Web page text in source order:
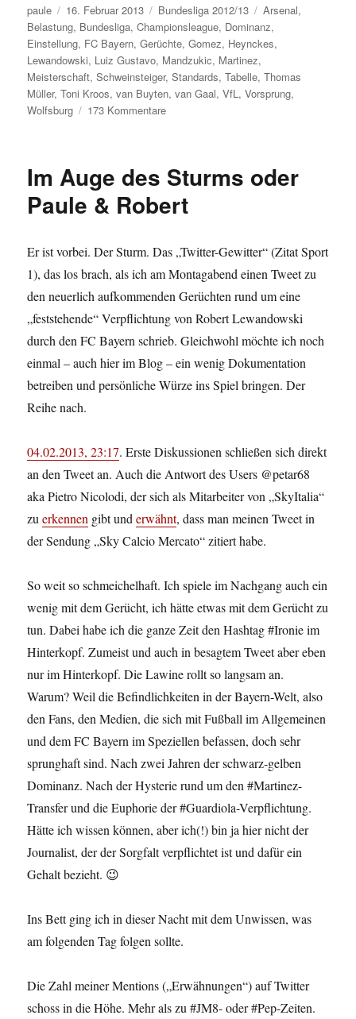
Autor
paule
Veröffentlicht
am
16. Februar 2013 Kategorien
Bundesliga 2012/13 Schlagwörter
Arsenal,
Belastung, Bundesliga,Championsleague, Dominanz,
Einstellung, FC Bayern,Gerüchte,Gomez, Heynckes,
Lewandowski, Luiz Gustavo, Mandzukic, Martinez,
Meisterschaft,Schweinsteiger,Standards,Tabelle,Thomas
Müller,Toni Kroos,van Buyten,van Gaal,VfL,Vorsprung,
Wolfsburg
173 Kommentarezu
Luiz.
Javier.
Im Auge des Sturms oder
Paule & Robert
Er ist vorbei. Der Sturm. Das „Twitter-Gewitter“ (Zitat Sport
1), das los brach, als ich am Montagabend einen Tweet zu
den neuerlich aufkommenden Gerüchten rund um eine
„feststehende“ Verpflichtung von Robert Lewandowski
durch den FC Bayern schrieb. Gleichwohl möchte ich noch
einmal – auch hier im Blog – ein wenig Dokumentation
betreiben und persönliche Würze ins Spiel bringen. Der
Reihe nach.
04.02.2013, 23:17. Erste Diskussionen schließen sich direkt
an den Tweet an. Auch die Antwort des Users @petar68
aka Pietro Nicolodi, der sich als Mitarbeiter von „SkyItalia“
zuerkennen gibt underwähnt, dass man meinen Tweet in
der Sendung „Sky Calcio Mercato“ zitiert habe.
So weit so schmeichelhaft. Ich spiele im Nachgang auch ein
wenig mit dem Gerücht, ich hätte etwas mit dem Gerücht zu
tun. Dabei habe ich die ganze Zeit den Hashtag #Ironie im
Hinterkopf. Zumeist und auch in besagtem Tweet aber eben
nur im Hinterkopf. Die Lawine rollt so langsam an.
Warum? Weil die Befindlichkeiten in der Bayern-Welt, also
den Fans, den Medien, die sich mit Fußball im Allgemeinen
und dem FC Bayern im Speziellen befassen, doch sehr
sprunghaft sind. Nach zwei Jahren der schwarz-gelben
Dominanz. Nach der Hysterie rund um den #Martinez-
Transfer und die Euphorie der #Guardiola-Verpflichtung.
Hätte ich wissen können, aber ich(!) bin ja hier nicht der
Journalist, der der Sorgfalt verpflichtet ist und dafür ein
Gehalt bezieht. 😉
Ins Bett ging ich in dieser Nacht mit dem Unwissen, was
am folgenden Tag folgen sollte.
Die Zahl meiner Mentions („Erwähnungen“) auf Twitter
schoss in die Höhe. Mehr als zu #JM8- oder #Pep-Zeiten.